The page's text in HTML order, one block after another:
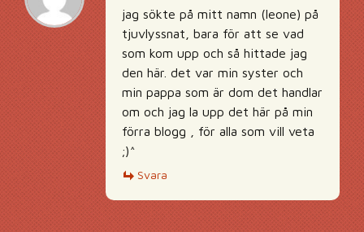
jag sökte på mitt namn (leone) på
tjuvlyssnat, bara för att se vad
som kom upp och så hittade jag
den här. det var min syster och
min pappa som är dom det handlar
om och jag la upp det här på min
förra blogg , för alla som vill veta
;)^
Svara